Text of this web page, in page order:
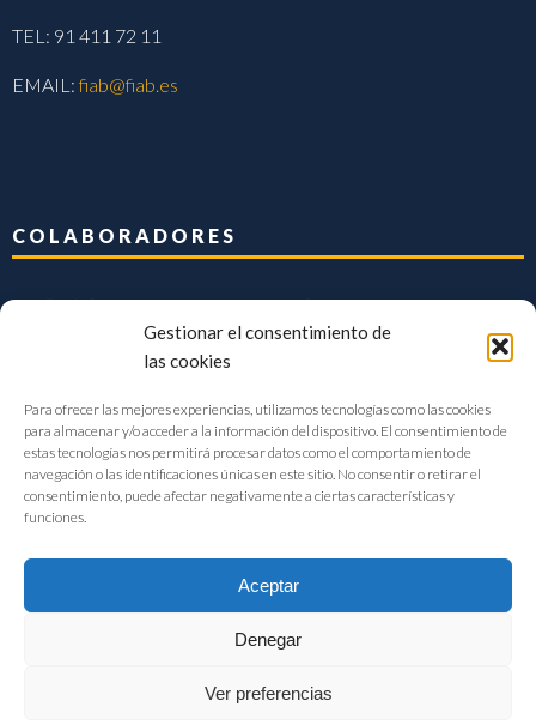
Gestionar el consentimiento de
las cookies
Para ofrecer las mejores experiencias, utilizamos tecnologías como las cookies
para almacenar y/o acceder a la información del dispositivo. El consentimiento de
estas tecnologías nos permitirá procesar datos como el comportamiento de
navegación o las identificaciones únicas en este sitio. No consentir o retirar el
consentimiento, puede afectar negativamente a ciertas características y
funciones.
Aceptar
Denegar
Ver preferencias
TEL: 91 411 72 11
EMAIL:fiab@fiab.es
COLABORADORES
FIAB Federación Española de Industrias de la Alimentación y Bebidas